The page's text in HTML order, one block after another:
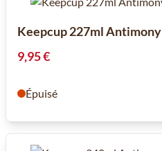
Keepcup 227ml Antimony
9,95 €
Épuisé